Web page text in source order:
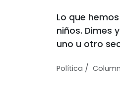
Lo que
niños. Dimes
uno u otro
Política /